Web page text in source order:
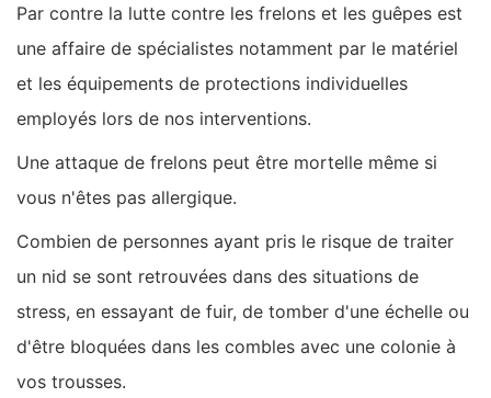
Par contre la lutte contre les frelons et les guêpes est
une affaire de spécialistes notamment par le matériel
et les équipements de protections individuelles
employés lors de nos interventions.
Une attaque de frelons peut être mortelle même si
vous n'êtes pas allergique.
Combien de personnes ayant pris le risque de traiter
un nid se sont retrouvées dans des situations de
stress, en essayant de fuir, de tomber d'une échelle ou
d'être bloquées dans les combles avec une colonie à
vos trousses.